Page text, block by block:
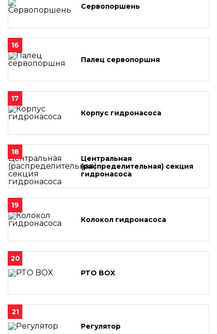
Сервопоршень
16
Палец сервопоршня
17
Корпус гидронасоса
18
Центральная
(распределительная) секция
гидронасоса
19
Колокол гидронасоса
20
PTO BOX
21
Регулятор